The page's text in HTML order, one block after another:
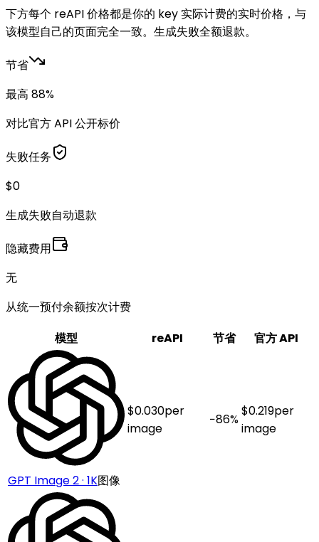
下方每个 reAPI 价格都是你的 key 实际计费的实时价格，与
该模型自己的页面完全一致。生成失败全额退款。
节省
最高 88%
对比官方 API 公开标价
失败任务
$0
生成失败自动退款
隐藏费用
无
从统一预付余额按次计费
模型
reAPI 节省 官方 API
GPT Image 2 · 1K图像
$0.030per
image
−86%
$0.219per
image